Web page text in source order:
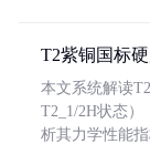
T2紫铜国标
本文系统解读
T2_1/2H状态）
析其力学性能